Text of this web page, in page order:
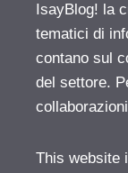
IsayBlog! la
tematici di
contano sul
del settore.
This website